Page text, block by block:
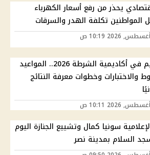
يحذر من رفع أسعار الكهرباء
المواطنين تكلفة الهدر والسرقات
التقديم في أكاديمية الشرطة 2026.. المواعيد
والاختبارات وخطوات معرفة النتائج
سونيا كمال وتشييع الجنازة اليوم
السلام بمدينة نصر